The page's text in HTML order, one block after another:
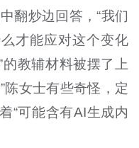
翻炒边回答，“我们
才能应对这个变化
的教辅材料被摆了上
女士有些奇怪，定
“可能含有AI生成内